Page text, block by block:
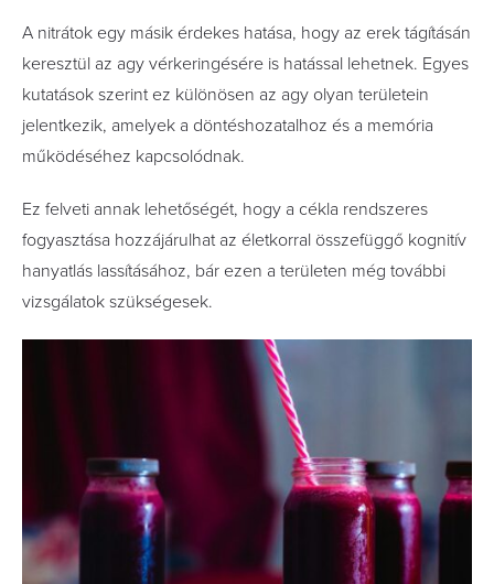
A nitrátok egy másik érdekes hatása, hogy az erek tágításán
keresztül az agy vérkeringésére is hatással lehetnek. Egyes
kutatások szerint ez különösen az agy olyan területein
jelentkezik, amelyek a döntéshozatalhoz és a memória
működéséhez kapcsolódnak.
Ez felveti annak lehetőségét, hogy a cékla rendszeres
fogyasztása hozzájárulhat az életkorral összefüggő kognitív
hanyatlás lassításához, bár ezen a területen még további
vizsgálatok szükségesek.